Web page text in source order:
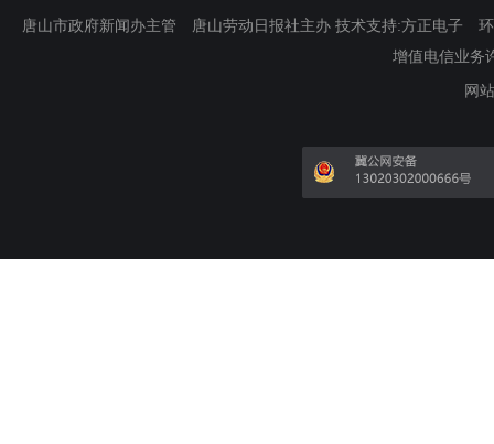
唐山市政府新闻办主管 唐山劳动日报社主办 技术支持:方正电子
增值电信业务
网